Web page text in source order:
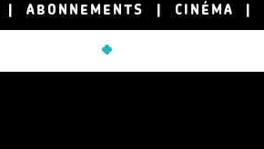
ABONNEMENTS CINÉMA